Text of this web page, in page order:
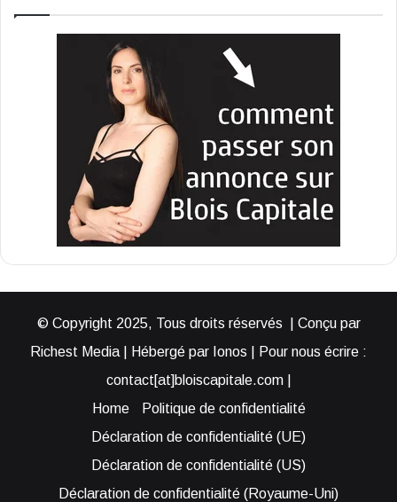
© Copyright 2025, Tous droits réservés | Conçu par
Richest Media | Hébergé par Ionos | Pour nous écrire :
contact[at]bloiscapitale.com |
Home
Politique de confidentialité
Déclaration de confidentialité (UE)
Déclaration de confidentialité (US)
Déclaration de confidentialité (Royaume-Uni)